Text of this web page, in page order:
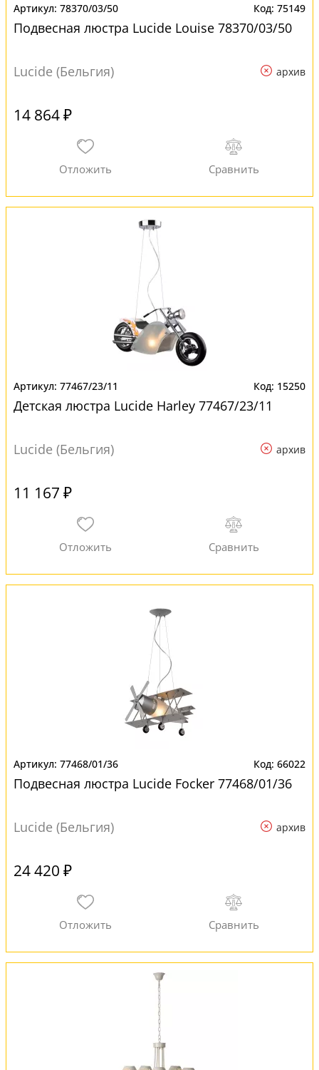
78370/03/50 75149
Подвесная люстра Lucide Louise 78370/03/50
Lucide (Бельгия) архив
14 864 ₽
77467/23/11 15250
Детская люстра Lucide Harley 77467/23/11
Lucide (Бельгия) архив
11 167 ₽
77468/01/36 66022
Подвесная люстра Lucide Focker 77468/01/36
Lucide (Бельгия) архив
24 420 ₽